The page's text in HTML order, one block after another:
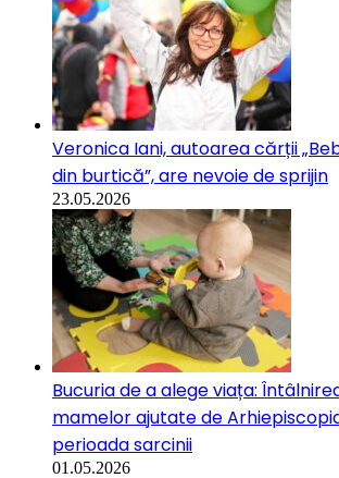
Veronica Iani, autoarea cărții
din burtică”, are nevoie de sprijin
23.05.2026
Bucuria de a alege viața:
mamelor ajutate de
perioada sarcinii
01.05.2026